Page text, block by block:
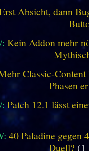
Erst Absicht, dann
Kein Addon mehr
Classic-
Phasen
Patch 12.1 lässt
40 Paladine gegen
Duell? (1